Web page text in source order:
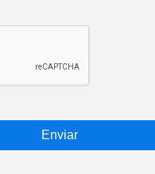
Enviar